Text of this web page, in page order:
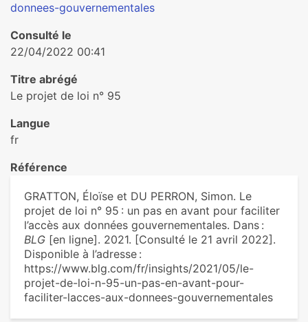
donnees-gouvernementales
Consulté le
22/04/2022 00:41
Titre abrégé
Le projet de loi n° 95
Langue
fr
Référence
GRATTON, Éloïse et DU PERRON, Simon. Le
projet de loi n° 95 : un pas en avant pour faciliter
l’accès aux données gouvernementales. Dans :
BLG [en ligne]. 2021. [Consulté le 21 avril 2022].
Disponible à l’adresse :
https://www.blg.com/fr/insights/2021/05/le-
projet-de-loi-n-95-un-pas-en-avant-pour-
faciliter-lacces-aux-donnees-gouvernementales